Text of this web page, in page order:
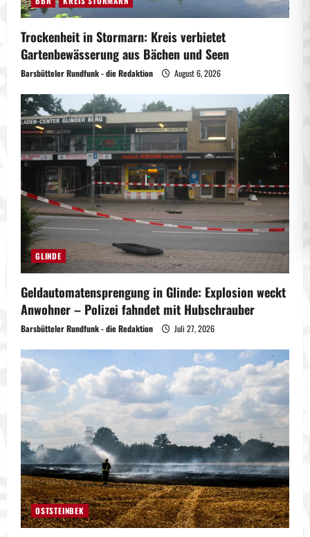
Trockenheit in Stormarn: Kreis verbietet
Gartenbewässerung aus Bächen und Seen
Barsbütteler Rundfunk - die Redaktion August 6, 2026
GLINDE
Geldautomatensprengung in Glinde: Explosion weckt
Anwohner – Polizei fahndet mit Hubschrauber
Barsbütteler Rundfunk - die Redaktion Juli 27, 2026
OSTSTEINBEK